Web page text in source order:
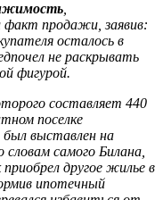
факт продажи, заявив:
осталось в
не раскрывать
фигурой.
составляет 440
поселке
выставлен на
самого Билана,
другое жилье в
ипотечный